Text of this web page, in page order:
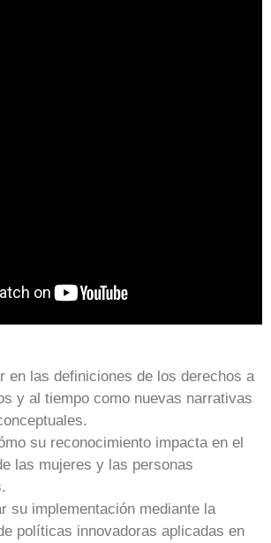
en las definiciones de los derechos a
y al tiempo como nuevas narrativas
su reconocimiento impacta en el
las mujeres y las personas
su implementación mediante la
políticas innovadoras aplicadas en